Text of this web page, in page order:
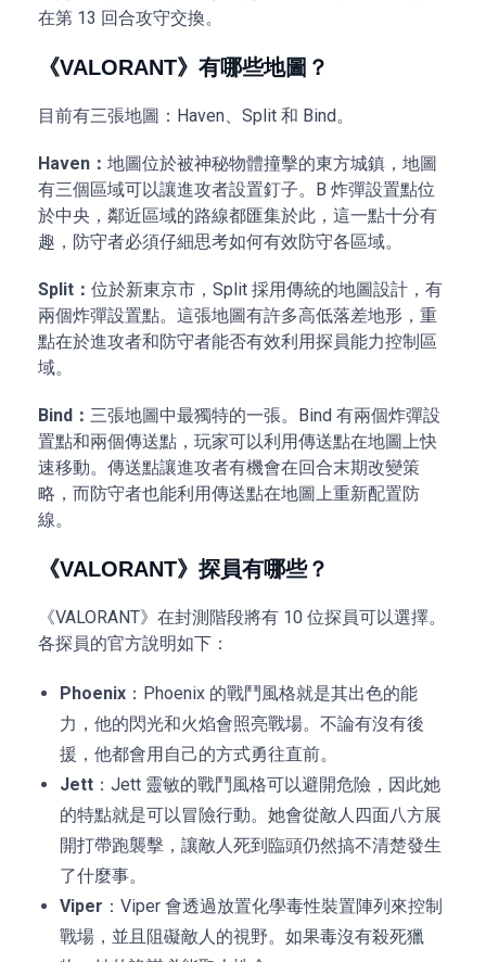
在第 13 回合攻守交換。
《VALORANT》有哪些地圖？
目前有三張地圖：Haven、Split 和 Bind。
Haven： 地圖位於被神秘物體撞擊的東方城鎮，地圖
有三個區域可以讓進攻者設置釘子。B 炸彈設置點位
於中央，鄰近區域的路線都匯集於此，這一點十分有
趣，防守者必須仔細思考如何有效防守各區域。
Split： 位於新東京市，Split 採用傳統的地圖設計，有
兩個炸彈設置點。這張地圖有許多高低落差地形，重
點在於進攻者和防守者能否有效利用探員能力控制區
域。
Bind： 三張地圖中最獨特的一張。Bind 有兩個炸彈設
置點和兩個傳送點，玩家可以利用傳送點在地圖上快
速移動。傳送點讓進攻者有機會在回合末期改變策
略，而防守者也能利用傳送點在地圖上重新配置防
線。
《VALORANT》探員有哪些？
《VALORANT》在封測階段將有 10 位探員可以選擇。
各探員的官方說明如下：
Phoenix ：Phoenix 的戰鬥風格就是其出色的能
力，他的閃光和火焰會照亮戰場。不論有沒有後
援，他都會用自己的方式勇往直前。
Jett ：Jett 靈敏的戰鬥風格可以避開危險，因此她
的特點就是可以冒險行動。她會從敵人四面八方展
開打帶跑襲擊，讓敵人死到臨頭仍然搞不清楚發生
了什麼事。
Viper ：Viper 會透過放置化學毒性裝置陣列來控制
戰場，並且阻礙敵人的視野。如果毒沒有殺死獵